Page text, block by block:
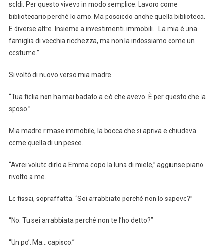
soldi. Per questo vivevo in modo semplice. Lavoro come
bibliotecario perché lo amo. Ma possiedo anche quella biblioteca.
E diverse altre. Insieme a investimenti, immobili… La mia è una
famiglia di vecchia ricchezza, ma non la indossiamo come un
costume.”
Si voltò di nuovo verso mia madre.
“Tua figlia non ha mai badato a ciò che avevo. È per questo che la
sposo.”
Mia madre rimase immobile, la bocca che si apriva e chiudeva
come quella di un pesce.
“Avrei voluto dirlo a Emma dopo la luna di miele,” aggiunse piano
rivolto a me.
Lo fissai, sopraffatta. “Sei arrabbiato perché non lo sapevo?”
“No. Tu sei arrabbiata perché non te l’ho detto?”
“Un po’. Ma… capisco.”